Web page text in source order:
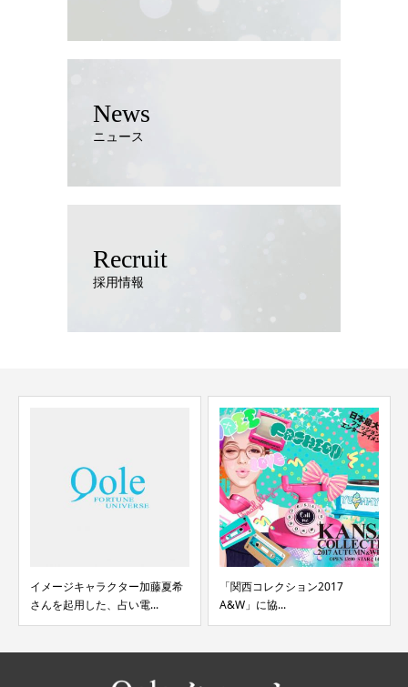
News
ニュース
Recruit
採用情報
イメージキャラクター加藤夏希
さんを起用した、占い電...
「関西コレクション2017
A&W」に協...